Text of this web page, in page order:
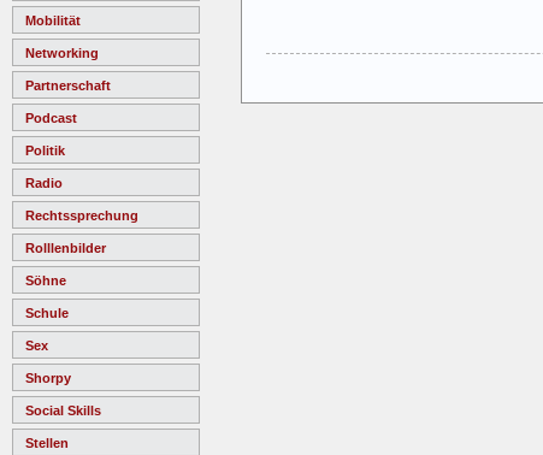
Mobilität
Networking
Partnerschaft
Podcast
Politik
Radio
Rechtssprechung
Rolllenbilder
Söhne
Schule
Sex
Shorpy
Social Skills
Stellen